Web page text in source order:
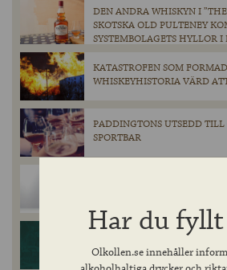
DEN ANDRA WHISKYN I
SKOTSKA OLD PULTENEY
SYSTEMBOLAGETS HYLLOR I
KATASTROFEN SOM
WHISKEYHISTORIA VÄRD
PADDINGTONS UTSEDD TILL
SPORTBAR
INNIS & GUNN’S
CHIMAY GRÖN
SYSTEMBOLAGET.
Har du fyllt
Olkollen.se innehåller